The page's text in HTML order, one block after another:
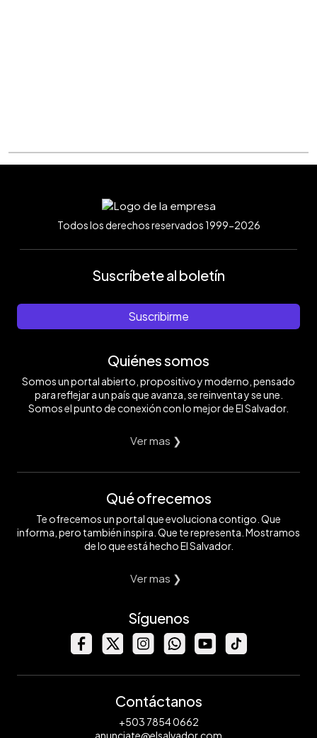
Todos los derechos reservados 1999-2026
Suscríbete al boletín
Suscribirme
Quiénes somos
Somos un portal abierto, propositivo y moderno, pensado
para reflejar a un país que avanza, se reinventa y se une.
Somos el punto de conexión con lo mejor de El Salvador.
Ver mas ❯
Qué ofrecemos
Te ofrecemos un portal que evoluciona contigo. Que
informa, pero también inspira. Que te representa. Mostramos
de lo que está hecho El Salvador.
Ver mas ❯
Síguenos
Contáctanos
+503 7854 0662
anunciate@elsalvador.com